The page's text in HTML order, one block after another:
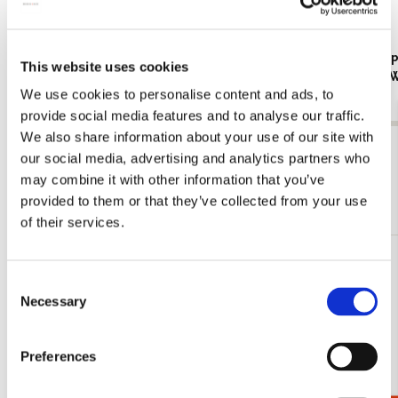
This website uses cookies
We use cookies to personalise content and ads, to
provide social media features and to analyse our traffic.
We also share information about your use of our site with
our social media, advertising and analytics partners who
may combine it with other information that you’ve
provided to them or that they’ve collected from your use
of their services.
Selection
Necessary
Preferences
de tijger, Wereld Natuurfonds
€ 9,99
dichterbij,
€ 9,99
Bekijk alles van Wereld Natuurfonds
Meer van Marieke ten Berge
verlanglijst